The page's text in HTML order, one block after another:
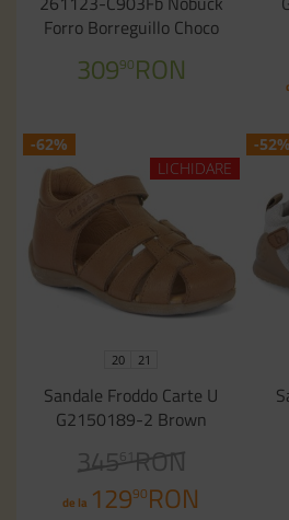
Forro Borreguillo Choco
30990RON
-62%
LICHIDARE
20 21
Sandale Froddo Carte U
G2150189-2 Brown
345 61RON
de la 12990RON
-52%